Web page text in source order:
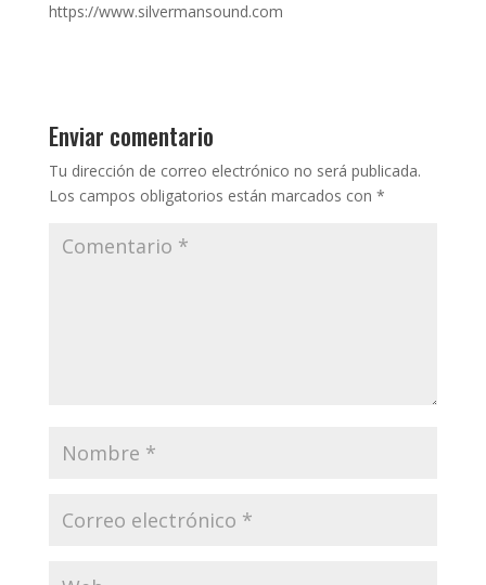
https://www.silvermansound.com
Enviar comentario
Tu dirección de correo electrónico no será publicada.
Los campos obligatorios están marcados con *